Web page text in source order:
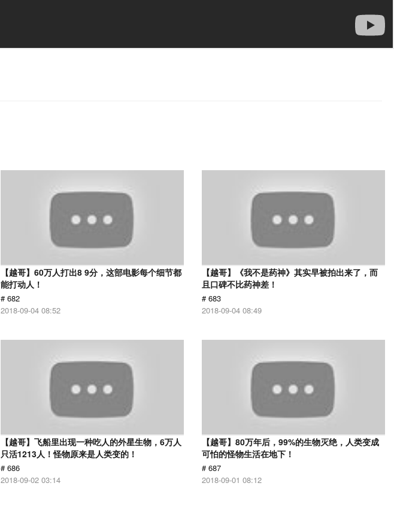
【越哥】60万人打出8 9分，这部电影每个细节都
能打动人！
# 682
2018-09-04 08:52
【越哥】《我不是药神》其实早被拍出来了，而
且口碑不比药神差！
# 683
2018-09-04 08:49
【越哥】飞船里出现一种吃人的外星生物，6万人
只活1213人！怪物原来是人类变的！
# 686
2018-09-02 03:14
【越哥】80万年后，99%的生物灭绝，人类变成
可怕的怪物生活在地下！
# 687
2018-09-01 08:12